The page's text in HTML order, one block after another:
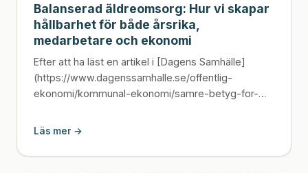
Balanserad äldreomsorg: Hur vi skapar
hållbarhet för både årsrika,
medarbetare och ekonomi
Efter att ha läst en artikel i [Dagens Samhälle]
(https://www.dagenssamhalle.se/offentlig-
ekonomi/kommunal-ekonomi/samre-betyg-for-
Läs mer →